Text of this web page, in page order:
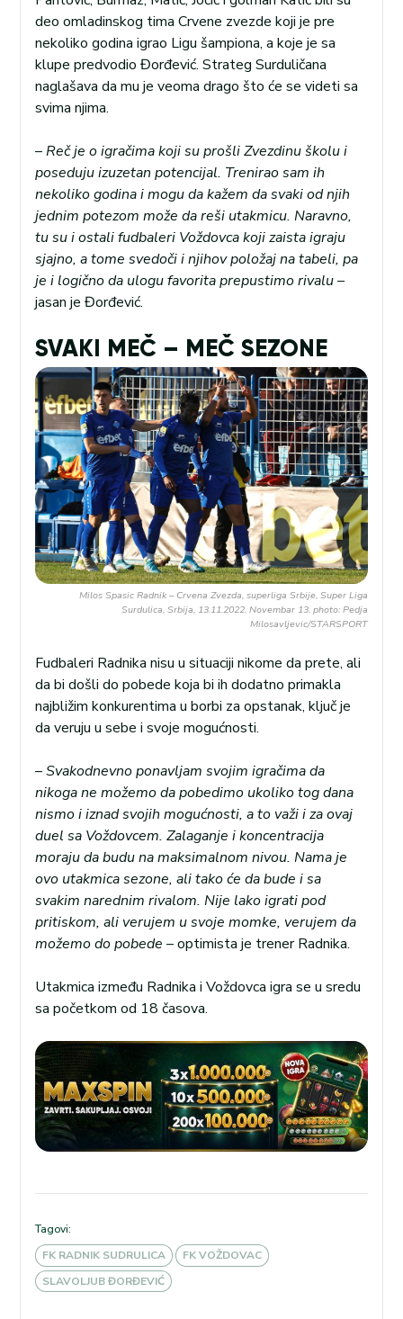
deo omladinskog tima Crvene zvezde koji je pre
nekoliko godina igrao Ligu šampiona, a koje je sa
klupe predvodio Đorđević. Strateg Surduličana
naglašava da mu je veoma drago što će se videti sa
svima njima.
–Reč je o igračima koji su prošli Zvezdinu školu i
poseduju izuzetan potencijal. Trenirao sam ih
nekoliko godina i mogu da kažem da svaki od njih
jednim potezom može da reši utakmicu. Naravno,
tu su i ostali fudbaleri Voždovca koji zaista igraju
sjajno, a tome svedoči i njihov položaj na tabeli, pa
je i logično da ulogu favorita prepustimo rivalu–
jasan je Đorđević.
SVAKI MEČ – MEČ SEZONE
Milos Spasic Radnik – Crvena Zvezda, superliga Srbije, Super Liga
Surdulica, Srbija, 13.11.2022. Novembar 13. photo: Pedja
Milosavljevic/STARSPORT
Fudbaleri Radnika nisu u situaciji nikome da prete, ali
da bi došli do pobede koja bi ih dodatno primakla
najbližim konkurentima u borbi za opstanak, ključ je
da veruju u sebe i svoje mogućnosti.
–Svakodnevno ponavljam svojim igračima da
nikoga ne možemo da pobedimo ukoliko tog dana
nismo i iznad svojih mogućnosti, a to važi i za ovaj
duel sa Voždovcem. Zalaganje i koncentracija
moraju da budu na maksimalnom nivou. Nama je
ovo utakmica sezone, ali tako će da bude i sa
svakim narednim rivalom. Nije lako igrati pod
pritiskom, ali verujem u svoje momke, verujem da
možemo do pobede – optimista je trener Radnika.
Utakmica između Radnika i Voždovca igra se u sredu
sa početkom od 18 časova.
Tagovi:
FK RADNIK SUDRULICA
FK VOŽDOVAC
SLAVOLJUB ĐORĐEVIĆ